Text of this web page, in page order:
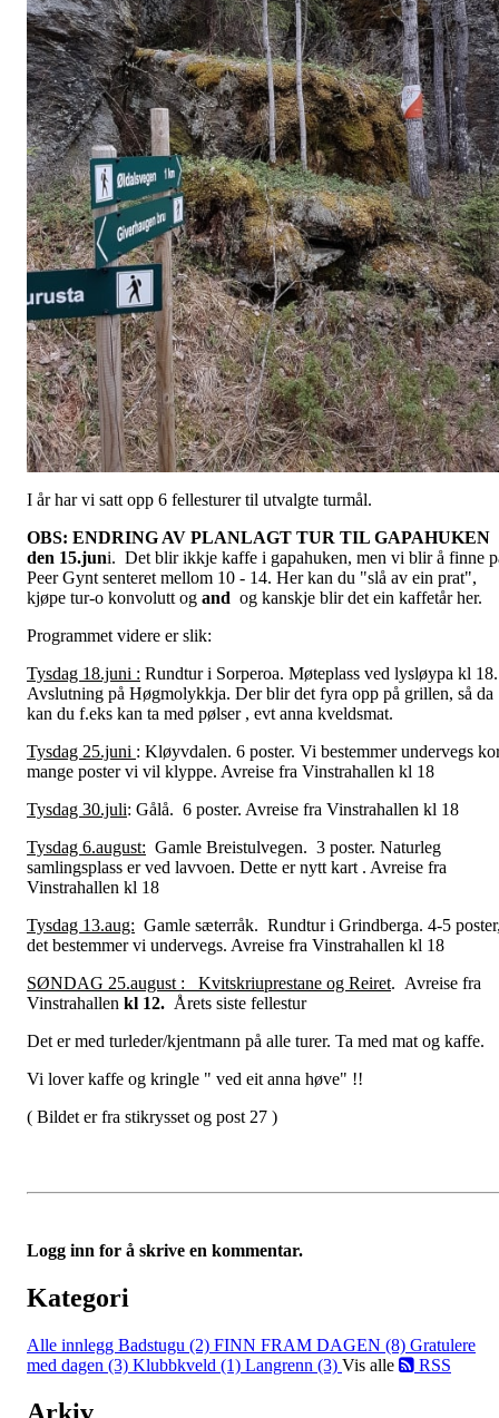
I år har vi satt opp 6 fellesturer til utvalgte turmål.
OBS: ENDRING AV PLANLAGT TUR TIL GAPAHUKEN
den 15.juni. Det blir ikkje kaffe i gapahuken, men vi blir å finne
Peer Gynt senteret mellom 10 - 14. Her kan du "slå av ein prat",
kjøpe tur-o konvolutt og and og kanskje blir det ein kaffetår her.
Programmet videre er slik:
Tysdag 18.juni : Rundtur i Sorperoa. Møteplass ved lysløypa kl 18.
Avslutning på Høgmolykkja. Der blir det fyra opp på grillen, så da
kan du f.eks kan ta med pølser , evt anna kveldsmat.
Tysdag 25.juni : Kløyvdalen. 6 poster. Vi bestemmer undervegs
mange poster vi vil klyppe. Avreise fra Vinstrahallen kl 18
Tysdag 30.juli: Gålå. 6 poster. Avreise fra Vinstrahallen kl 18
Tysdag 6.august: Gamle Breistulvegen. 3 poster. Naturleg
samlingsplass er ved lavvoen. Dette er nytt kart . Avreise fra
Vinstrahallen kl 18
Tysdag 13.aug: Gamle sæterråk. Rundtur i Grindberga. 4-5
det bestemmer vi undervegs. Avreise fra Vinstrahallen kl 18
SØNDAG 25.august : Kvitskriuprestane og Reiret. Avreise fra
Vinstrahallen kl 12. Årets siste fellestur
Det er med turleder/kjentmann på alle turer. Ta med mat og kaffe.
Vi lover kaffe og kringle " ved eit anna høve" !!
( Bildet er fra stikrysset og post 27 )
Logg inn for å skrive en kommentar.
Kategori
Alle innlegg Badstugu (2) FINN FRAM DAGEN (8) Gratulere
med dagen (3) Klubbkveld (1) Langrenn (3) Vis alle RSS
Arkiv